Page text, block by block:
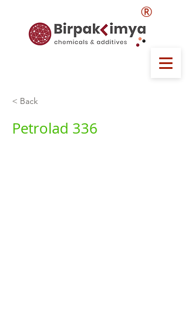
®
< Back
Petrolad 336